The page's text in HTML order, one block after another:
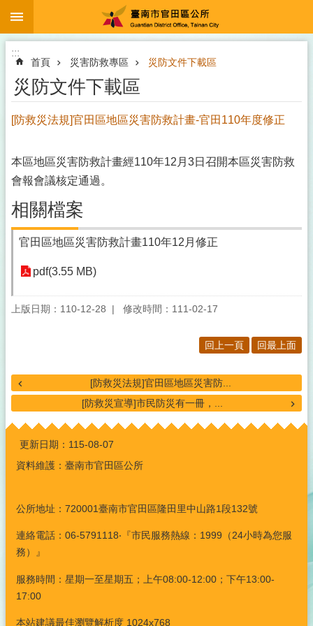
跳到主要內容區塊
:::
首頁 災害防救專區 災防文件下載區
災防文件下載區
[防救災法規]官田區地區災害防救計畫-官田110年度修正
本區地區災害防救計畫經110年12月3日召開本區災害防救
會報會議核定通過。
相關檔案
官田區地區災害防救計畫110年12月修正
pdf(3.55 MB)
上版日期：110-12-28 修改時間：111-02-17
回上一頁 回最上面
[防救災法規]官田區地區災害防...
[防救災宣導]市民防災有一冊，...
:::
更新日期： 115-08-07
資料維護：臺南市官田區公所
公所地址：720001臺南市官田區隆田里中山路1段132號
連絡電話：06-5791118‧『市民服務熱線：1999（24小時為您服
務）』
服務時間：星期一至星期五；上午08:00-12:00；下午13:00-
17:00
本站建議最佳瀏覽解析度 1024x768